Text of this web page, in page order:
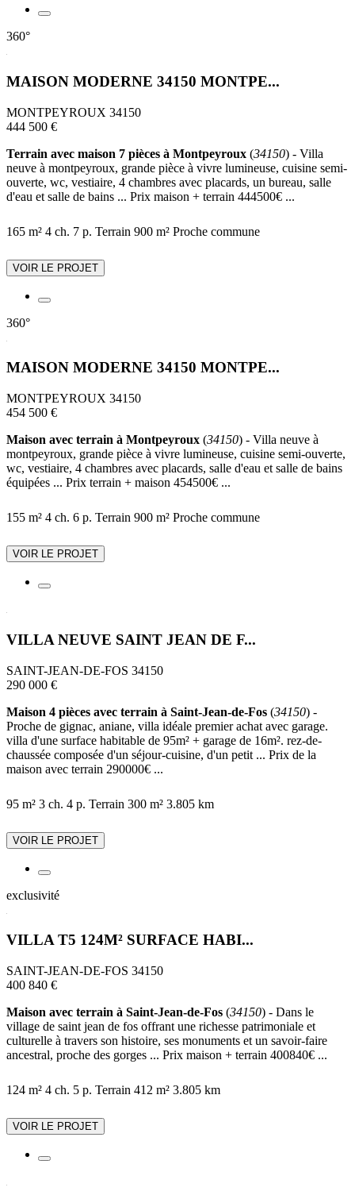
360°
MAISON MODERNE 34150 MONTPE...
MONTPEYROUX 34150
444 500 €
Terrain avec maison 7 pièces à Montpeyroux (34150) - Villa
neuve à montpeyroux, grande pièce à vivre lumineuse, cuisine semi-
ouverte, wc, vestiaire, 4 chambres avec placards, un bureau, salle
d'eau et salle de bains ... Prix maison + terrain 444500€ ...
165 m² 4 ch. 7 p. Terrain 900 m² Proche commune
VOIR LE PROJET
360°
MAISON MODERNE 34150 MONTPE...
MONTPEYROUX 34150
454 500 €
Maison avec terrain à Montpeyroux (34150) - Villa neuve à
montpeyroux, grande pièce à vivre lumineuse, cuisine semi-ouverte,
wc, vestiaire, 4 chambres avec placards, salle d'eau et salle de bains
équipées ... Prix terrain + maison 454500€ ...
155 m² 4 ch. 6 p. Terrain 900 m² Proche commune
VOIR LE PROJET
VILLA NEUVE SAINT JEAN DE F...
SAINT-JEAN-DE-FOS 34150
290 000 €
Maison 4 pièces avec terrain à Saint-Jean-de-Fos (34150) -
Proche de gignac, aniane, villa idéale premier achat avec garage.
villa d'une surface habitable de 95m² + garage de 16m². rez-de-
chaussée composée d'un séjour-cuisine, d'un petit ... Prix de la
maison avec terrain 290000€ ...
95 m² 3 ch. 4 p. Terrain 300 m² 3.805 km
VOIR LE PROJET
exclusivité
VILLA T5 124M² SURFACE HABI...
SAINT-JEAN-DE-FOS 34150
400 840 €
Maison avec terrain à Saint-Jean-de-Fos (34150) - Dans le
village de saint jean de fos offrant une richesse patrimoniale et
culturelle à travers son histoire, ses monuments et un savoir-faire
ancestral, proche des gorges ... Prix maison + terrain 400840€ ...
124 m² 4 ch. 5 p. Terrain 412 m² 3.805 km
VOIR LE PROJET